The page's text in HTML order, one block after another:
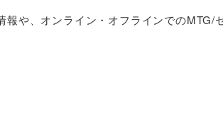
や、オンライン・オフラインでのMTG/